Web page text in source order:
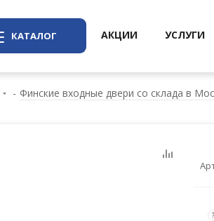
КАТАЛОГ АКЦИИ УСЛУГИ
- Финские входные двери со склада в
?